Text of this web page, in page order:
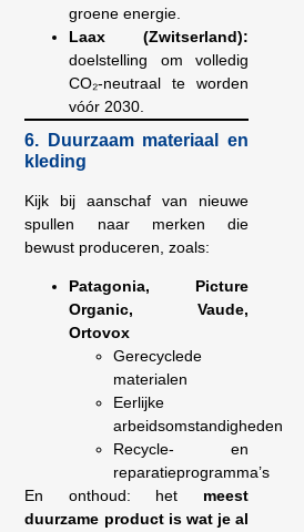
groene energie.
Laax (Zwitserland):
doelstelling om volledig
CO₂-neutraal te worden
vóór 2030.
6. Duurzaam materiaal en
kleding
Kijk bij aanschaf van nieuwe
spullen naar merken die
bewust produceren, zoals:
Patagonia, Picture
Organic, Vaude,
Ortovox
Gerecyclede
materialen
Eerlijke
arbeidsomstandigheden
Recycle- en
reparatieprogramma’s
En onthoud: het meest
duurzame product is wat je al